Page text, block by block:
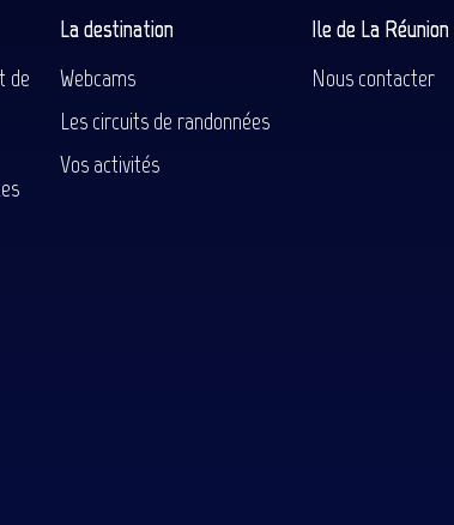
de
La destination
Webcams
Les circuits de randonnées
Vos activités
Ile de La
Nous contacter